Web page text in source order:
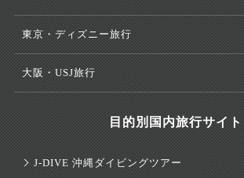
東京・ディズニー旅行
大阪・USJ旅行
目的別国内旅行サイト
J-DIVE 沖縄ダイビングツアー